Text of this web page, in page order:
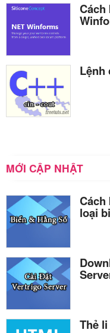
Cách
Lệnh
MỚI CẬP NHẬT
Cách
loại
Thẻ